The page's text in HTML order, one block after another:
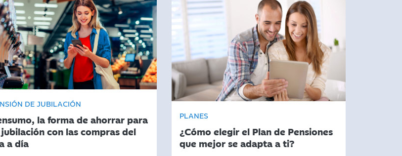
DE JUBILACIÓN
la forma de ahorrar para
con las compras del
a día
PLANES
¿Cómo elegir el Plan de Pensiones
que mejor se adapta a ti?